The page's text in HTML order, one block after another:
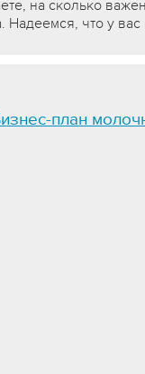
на сколько
Надеемся, что у
план